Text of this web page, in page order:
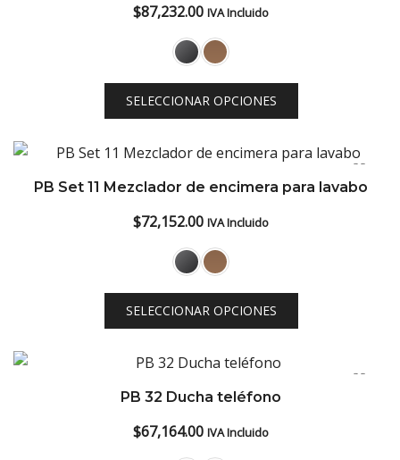
$87,232.00 IVA Incluido
SELECCIONAR OPCIONES
PB Set 11 Mezclador de encimera para lavabo
$72,152.00 IVA Incluido
SELECCIONAR OPCIONES
PB 32 Ducha teléfono
$67,164.00 IVA Incluido